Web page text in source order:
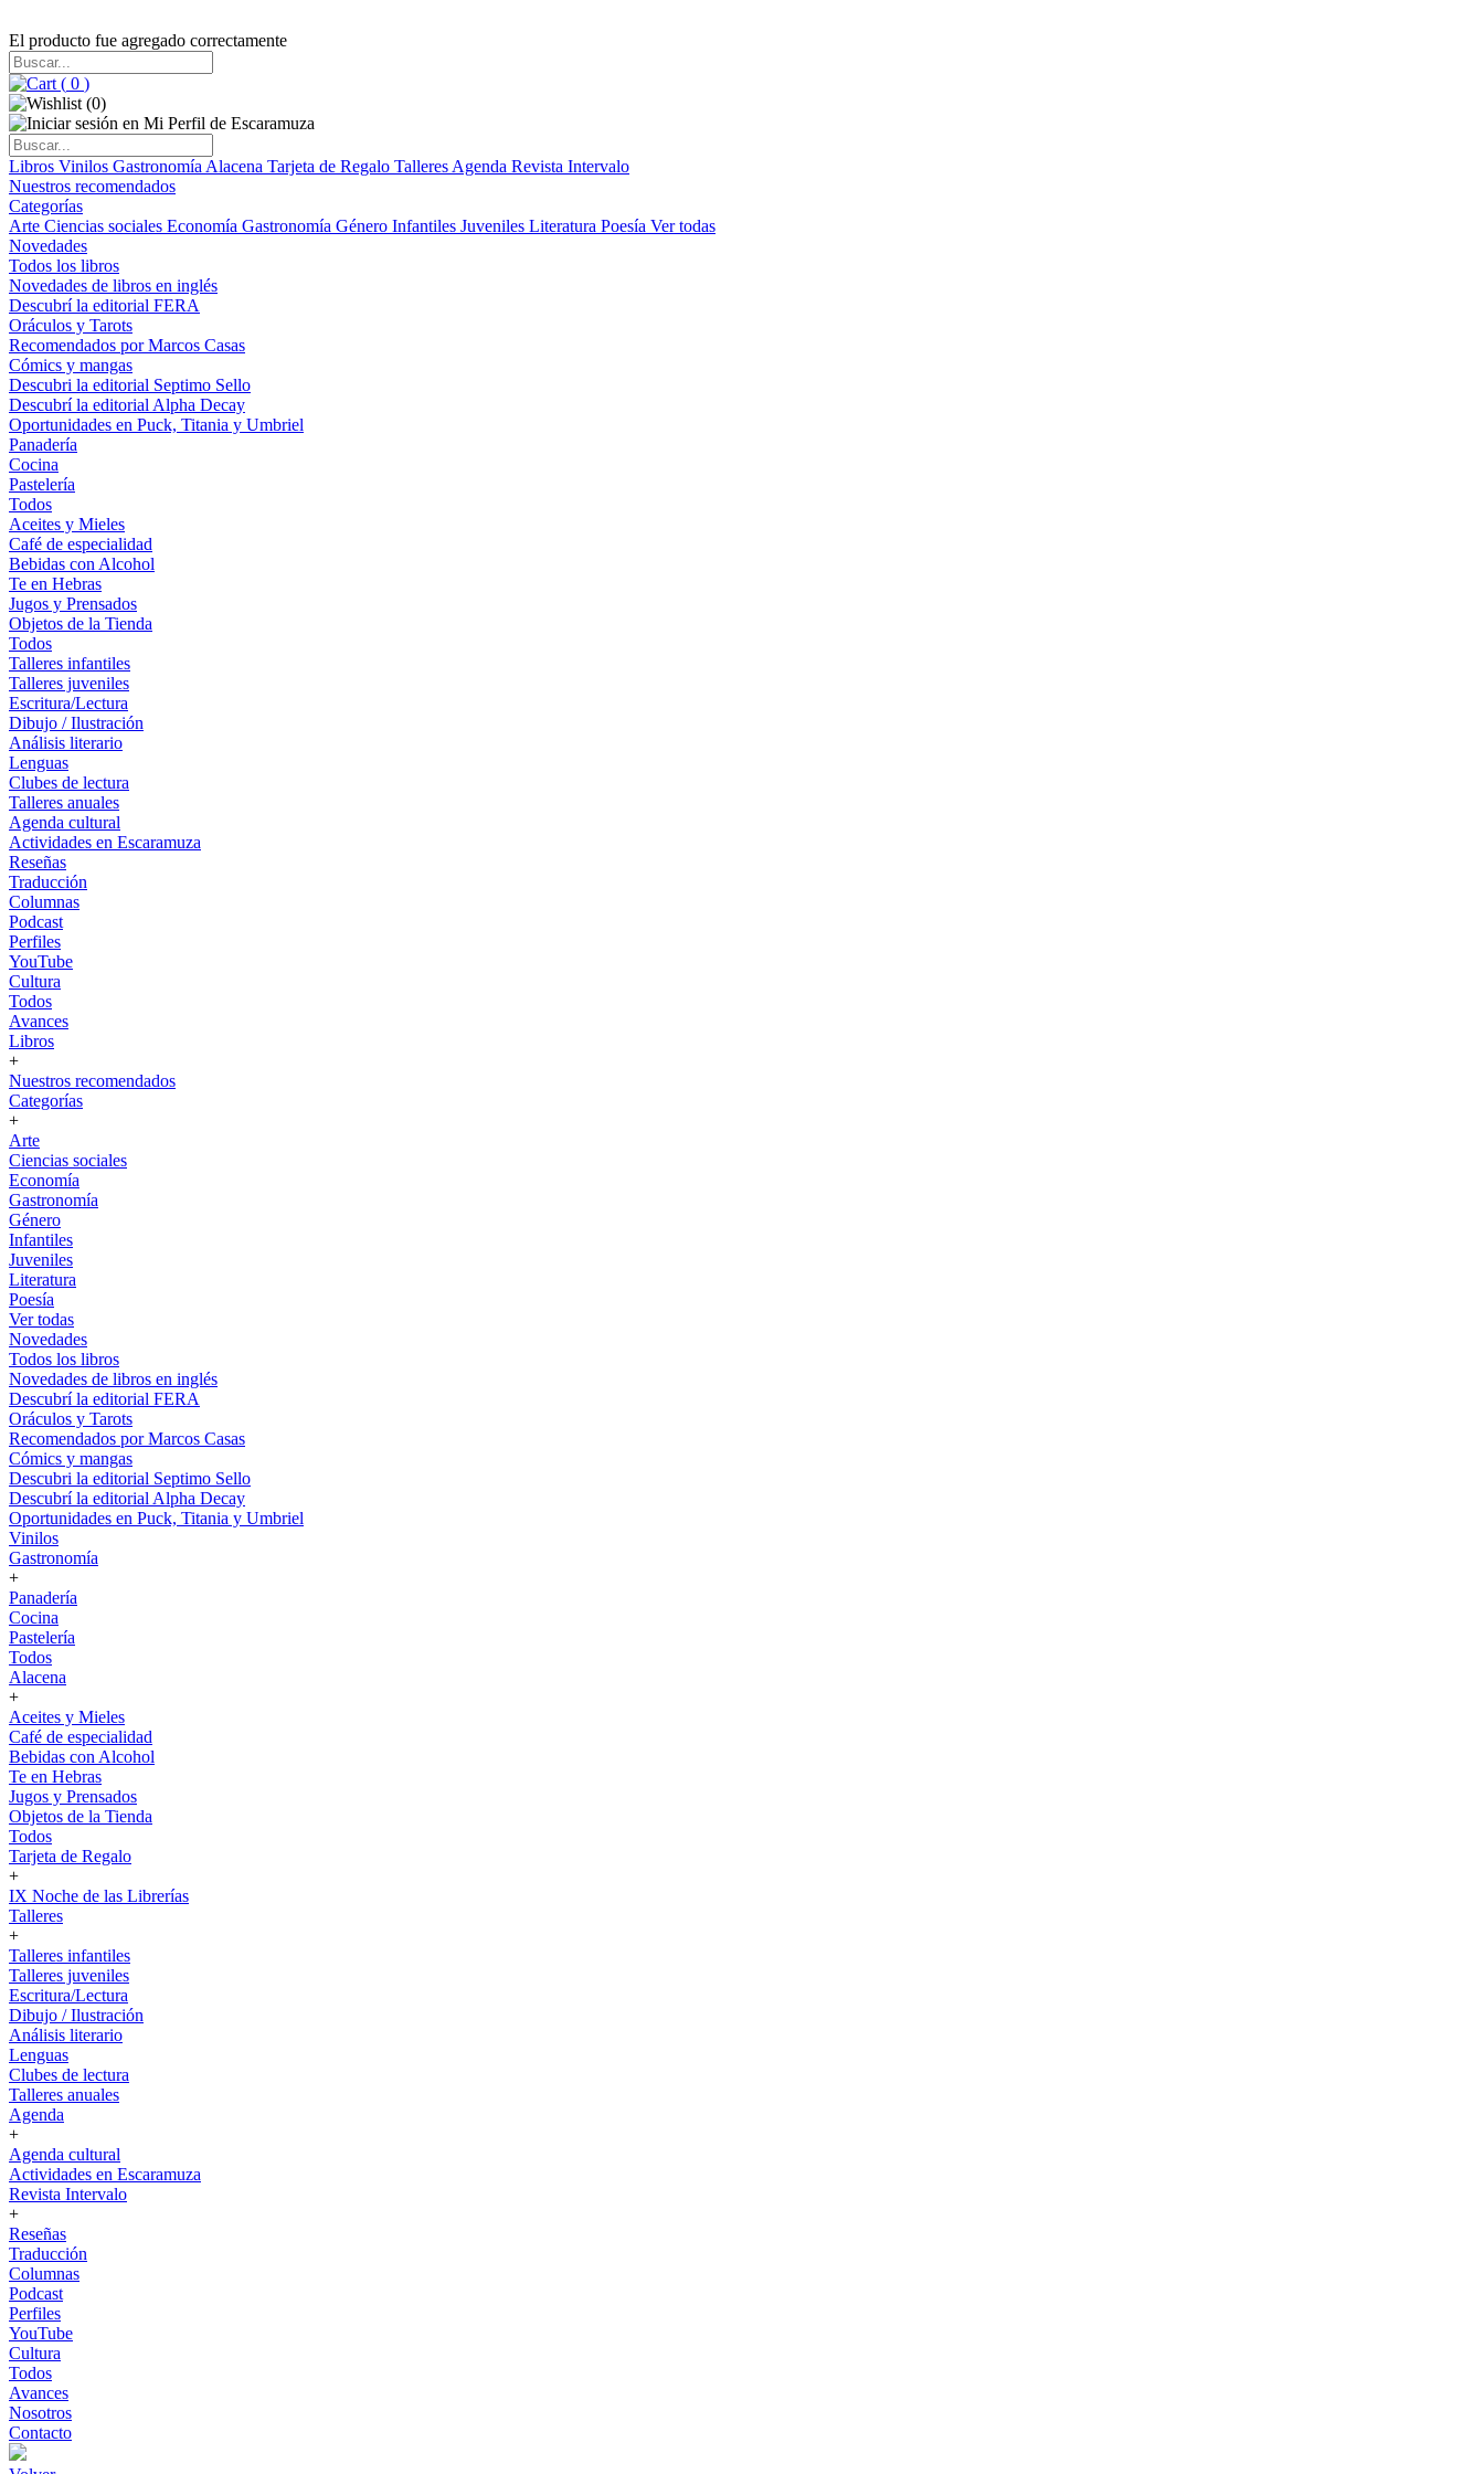
El producto fue agregado correctamente
( 0 )
(0)
Libros Vinilos Gastronomía Alacena Tarjeta de Regalo Talleres Agenda Revista Intervalo
Nuestros recomendados
Categorías
Arte Ciencias sociales Economía Gastronomía Género Infantiles Juveniles Literatura Poesía Ver todas
Novedades
Todos los libros
Novedades de libros en inglés
Descubrí la editorial FERA
Oráculos y Tarots
Recomendados por Marcos Casas
Cómics y mangas
Descubri la editorial Septimo Sello
Descubrí la editorial Alpha Decay
Oportunidades en Puck, Titania y Umbriel
Panadería
Cocina
Pastelería
Todos
Aceites y Mieles
Café de especialidad
Bebidas con Alcohol
Te en Hebras
Jugos y Prensados
Objetos de la Tienda
Todos
Talleres infantiles
Talleres juveniles
Escritura/Lectura
Dibujo / Ilustración
Análisis literario
Lenguas
Clubes de lectura
Talleres anuales
Agenda cultural
Actividades en Escaramuza
Reseñas
Traducción
Columnas
Podcast
Perfiles
YouTube
Cultura
Todos
Avances
Libros
+
Nuestros recomendados
Categorías
+
Arte
Ciencias sociales
Economía
Gastronomía
Género
Infantiles
Juveniles
Literatura
Poesía
Ver todas
Novedades
Todos los libros
Novedades de libros en inglés
Descubrí la editorial FERA
Oráculos y Tarots
Recomendados por Marcos Casas
Cómics y mangas
Descubri la editorial Septimo Sello
Descubrí la editorial Alpha Decay
Oportunidades en Puck, Titania y Umbriel
Vinilos
Gastronomía
+
Panadería
Cocina
Pastelería
Todos
Alacena
+
Aceites y Mieles
Café de especialidad
Bebidas con Alcohol
Te en Hebras
Jugos y Prensados
Objetos de la Tienda
Todos
Tarjeta de Regalo
+
IX Noche de las Librerías
Talleres
+
Talleres infantiles
Talleres juveniles
Escritura/Lectura
Dibujo / Ilustración
Análisis literario
Lenguas
Clubes de lectura
Talleres anuales
Agenda
+
Agenda cultural
Actividades en Escaramuza
Revista Intervalo
+
Reseñas
Traducción
Columnas
Podcast
Perfiles
YouTube
Cultura
Todos
Avances
Nosotros
Contacto